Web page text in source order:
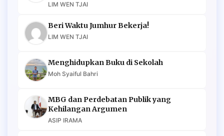
LIM WEN TJAI
Beri Waktu Jumhur Bekerja!
LIM WEN TJAI
Menghidupkan Buku di Sekolah
Moh Syaiful Bahri
MBG dan Perdebatan Publik yang
Kehilangan Argumen
ASIP IRAMA